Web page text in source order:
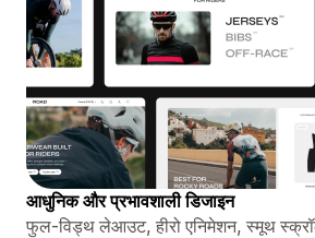
आधुनिक और प्रभावशाली डिजाइन
फुल-विड्थ लेआउट, हीरो एनिमेशन, स्मूथ